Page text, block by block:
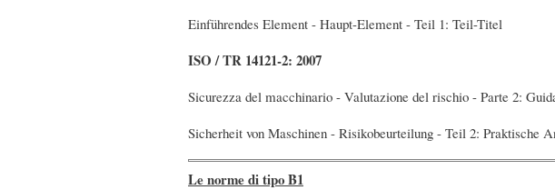
Einführendes Element - Haupt-Element - Teil 1: Teil-Titel
ISO / TR 14121-2: 2007
Sicurezza del macchinario - Valutazione del rischio - Parte 2:
Sicherheit von Maschinen - Risikobeurteilung - Teil 2: Praktische
Le norme di tipo B1